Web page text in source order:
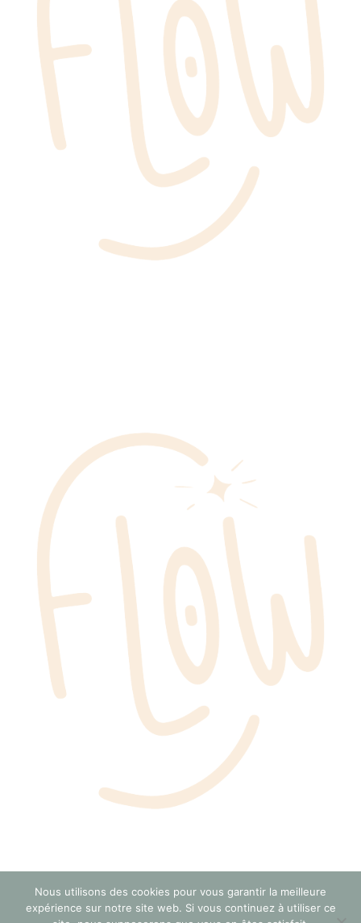
© FLOW –Mentions Légales
Nous utilisons des cookies pour vous garantir la meilleure
expérience sur notre site web. Si vous continuez à utiliser ce